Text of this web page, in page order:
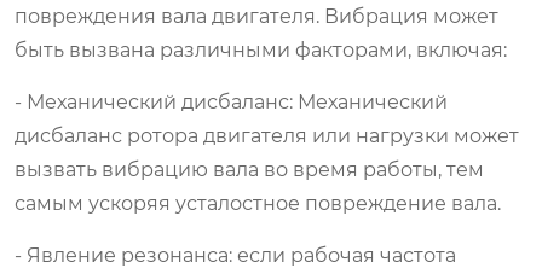
повреждения вала двигателя. Вибрация может
быть вызвана различными факторами, включая:
- Механический дисбаланс: Механический
дисбаланс ротора двигателя или нагрузки может
вызвать вибрацию вала во время работы, тем
самым ускоряя усталостное повреждение вала.
- Явление резонанса: если рабочая частота